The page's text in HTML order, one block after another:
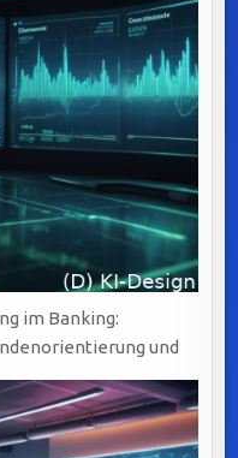
im Banking:
und